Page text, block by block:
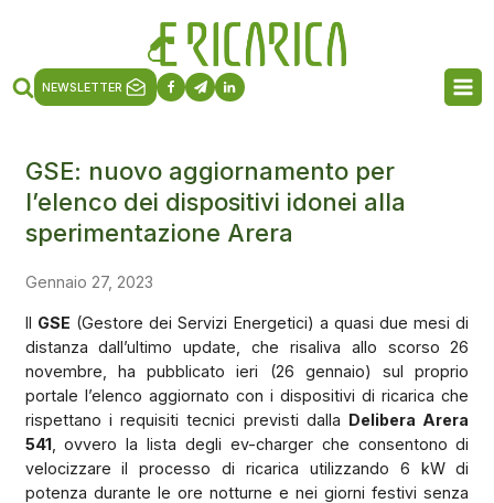
NEWSLETTER
GSE: nuovo aggiornamento per
l’elenco dei dispositivi idonei alla
sperimentazione Arera
Gennaio 27, 2023
Il GSE (Gestore dei Servizi Energetici) a quasi due mesi di
distanza dall’ultimo update, che risaliva allo scorso 26
novembre, ha pubblicato ieri (26 gennaio) sul proprio
portale l’elenco aggiornato con i dispositivi di ricarica che
rispettano i requisiti tecnici previsti dalla Delibera Arera
541, ovvero la lista degli ev-charger che consentono di
velocizzare il processo di ricarica utilizzando 6 kW di
potenza durante le ore notturne e nei giorni festivi senza